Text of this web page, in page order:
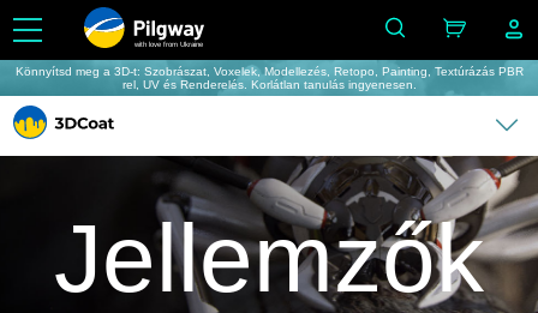
with love from Ukraine
Könnyítsd meg a 3D-t: Szobrászat, Voxelek, Modellezés, Retopo, Painting, Textúrázás PBR
rel, UV és Renderelés. Korlátlan tanulás ingyenesen.
Jellemzők